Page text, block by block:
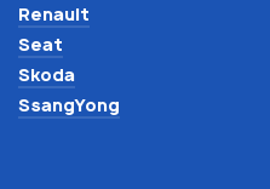
Renault
Seat
Skoda
SsangYong